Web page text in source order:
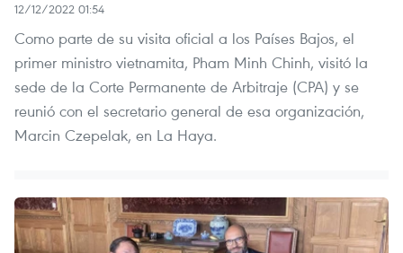
12/12/2022 01:54
Como parte de su visita oficial a los Países Bajos, el
primer ministro vietnamita, Pham Minh Chinh, visitó la
sede de la Corte Permanente de Arbitraje (CPA) y se
reunió con el secretario general de esa organización,
Marcin Czepelak, en La Haya.